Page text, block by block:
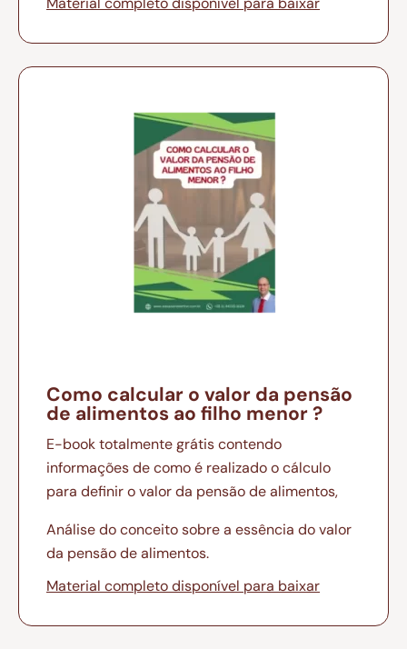
Como calcular o valor da pensão
de alimentos ao filho menor ?
E-book totalmente grátis contendo
informações de como é realizado o cálculo
para definir o valor da pensão de alimentos,
Análise do conceito sobre a essência do valor
da pensão de alimentos.
Material completo disponível para baixar